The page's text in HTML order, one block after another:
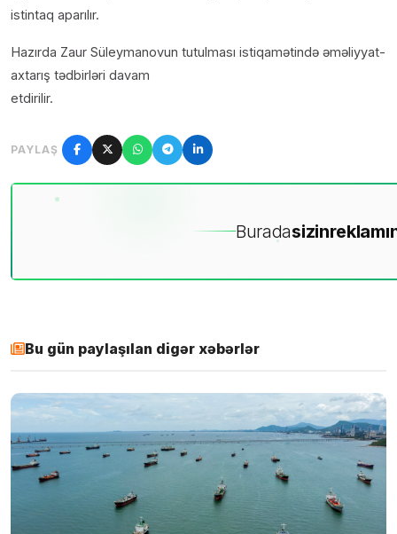
istintaq aparılır.
Hazırda Zaur Süleymanovun tutulması istiqamətində əməliyyat-
axtarış tədbirləri davam
etdirilir.
PAYLAŞ
Buradasizin
Bu gün paylaşılan digər xəbərlər